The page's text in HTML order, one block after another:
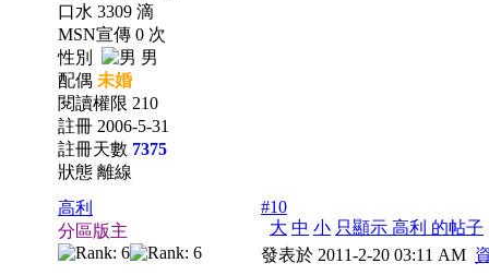
口水 3309 滴
MSN宣傳 0 次
性別
男
配偶 未婚
閱讀權限 210
註冊 2006-5-31
註冊天數 7375
狀態 離線
高利
分區版主
#10
大 中 小 只顯示 高利 的帖子
發表於 2011-2-20 03:11 AM